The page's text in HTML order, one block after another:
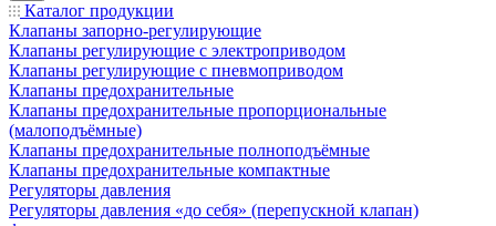
Каталог продукции
Клапаны запорно-регулирующие
Клапаны регулирующие с электроприводом
Клапаны регулирующие с пневмоприводом
Клапаны предохранительные
Клапаны предохранительные пропорциональные
(малоподъёмные)
Клапаны предохранительные полноподъёмные
Клапаны предохранительные компактные
Регуляторы давления
Регуляторы давления «до себя» (перепускной клапан)